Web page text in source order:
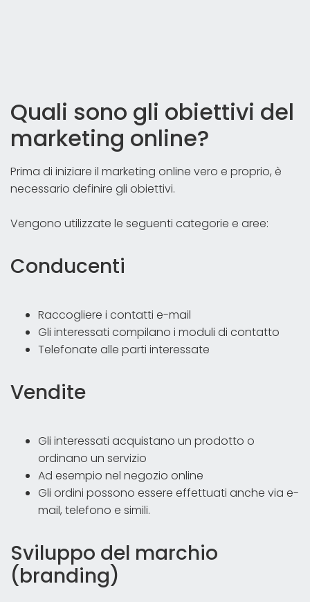
Quali sono gli obiettivi del
marketing online?
Prima di iniziare il marketing online vero e proprio, è
necessario definire gli obiettivi.
Vengono utilizzate le seguenti categorie e aree:
Conducenti
Raccogliere i contatti e-mail
Gli interessati compilano i moduli di contatto
Telefonate alle parti interessate
Vendite
Gli interessati acquistano un prodotto o
ordinano un servizio
Ad esempio nel negozio online
Gli ordini possono essere effettuati anche via e-
mail, telefono e simili.
Sviluppo del marchio
(branding)